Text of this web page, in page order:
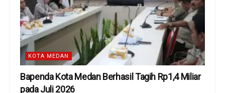
KOTA MEDAN
Bapenda Kota Medan Berhasil Tagih Rp1,4 Miliar
pada Juli 2026